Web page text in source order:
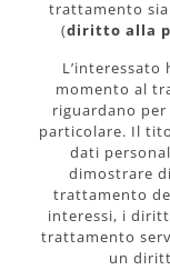
trattamento
(diritto alla
L’interessato
momento al
riguardano
particolare. Il
dati
dimostrare
trattamento
interessi, i
trattamento
un